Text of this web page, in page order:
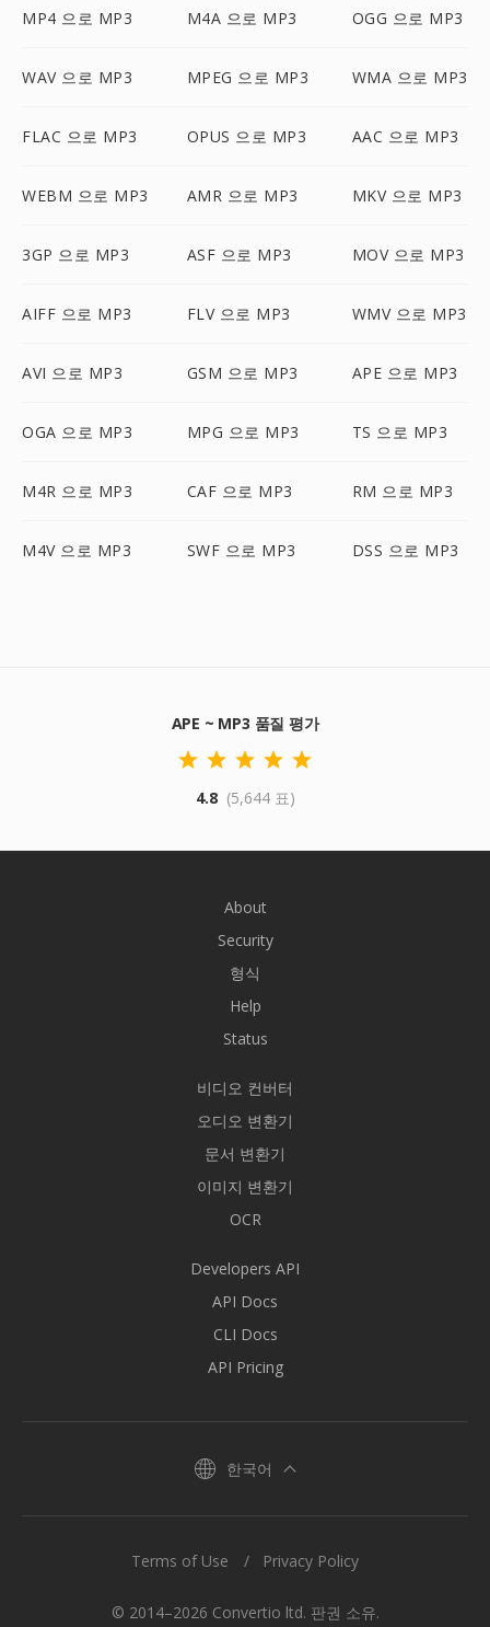
MP4 으로 MP3 M4A 으로 MP3 OGG 으로 MP3
WAV 으로 MP3 MPEG 으로 MP3 WMA 으로 MP3
FLAC 으로 MP3 OPUS 으로 MP3 AAC 으로 MP3
WEBM 으로 MP3 AMR 으로 MP3 MKV 으로 MP3
3GP 으로 MP3 ASF 으로 MP3 MOV 으로 MP3
AIFF 으로 MP3 FLV 으로 MP3 WMV 으로 MP3
AVI 으로 MP3 GSM 으로 MP3 APE 으로 MP3
OGA 으로 MP3 MPG 으로 MP3 TS 으로 MP3
M4R 으로 MP3 CAF 으로 MP3 RM 으로 MP3
M4V 으로 MP3 SWF 으로 MP3 DSS 으로 MP3
APE ~ MP3 품질 평가
4.8 (5,644 표)
About
Security
형식
Help
Status
비디오 컨버터
오디오 변환기
문서 변환기
이미지 변환기
OCR
Developers API
API Docs
CLI Docs
API Pricing
한국어
© 2014–2026 Convertio ltd. 판권 소유.
Terms of Use Privacy Policy